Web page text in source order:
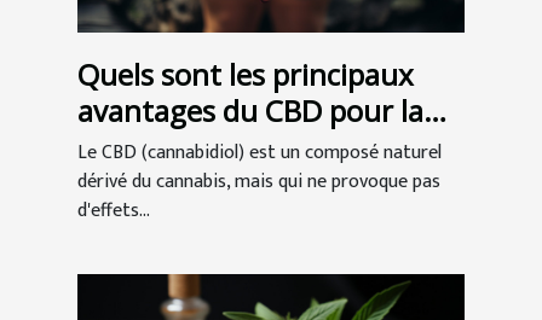
Quels sont les principaux
avantages du CBD pour la
santé ?
Le CBD (cannabidiol) est un composé naturel
dérivé du cannabis, mais qui ne provoque pas
d'effets...